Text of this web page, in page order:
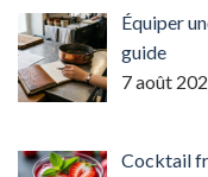
Équiper
guide
7 août
Cocktail